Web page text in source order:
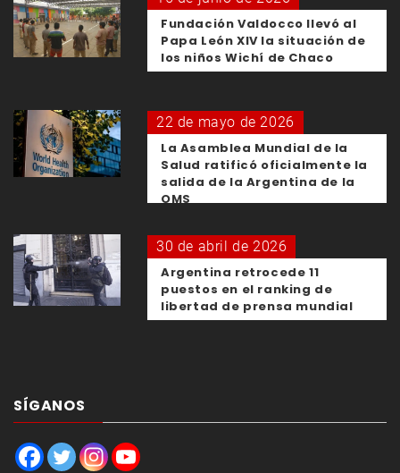
Fundación Valdocco llevó al
Papa León XIV la situación de
los niños Wichí de Chaco
22 de mayo de 2026
La Asamblea Mundial de la
Salud ratificó oficialmente la
salida de la Argentina de la
OMS
30 de abril de 2026
Argentina retrocede 11
puestos en el ranking de
libertad de prensa mundial
SÍGANOS